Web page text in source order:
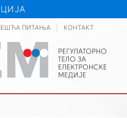
ПИТАЊА КОНТАКТ